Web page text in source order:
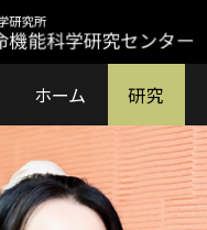
ホーム 研究